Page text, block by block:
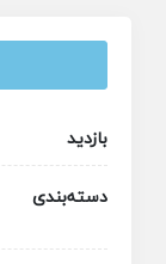
بازدید
دسته‌بندی